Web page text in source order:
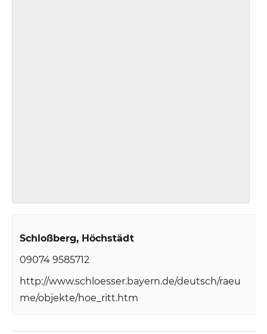
Schloßberg Höchstädt
09074 9585712
http://www.schloesser.bayern.de/deutsch/raeu
me/objekte/hoe_ritt.htm